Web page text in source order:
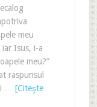
meu
iar Isus, i-a
meu?”
raspunsul
… [Citeşte